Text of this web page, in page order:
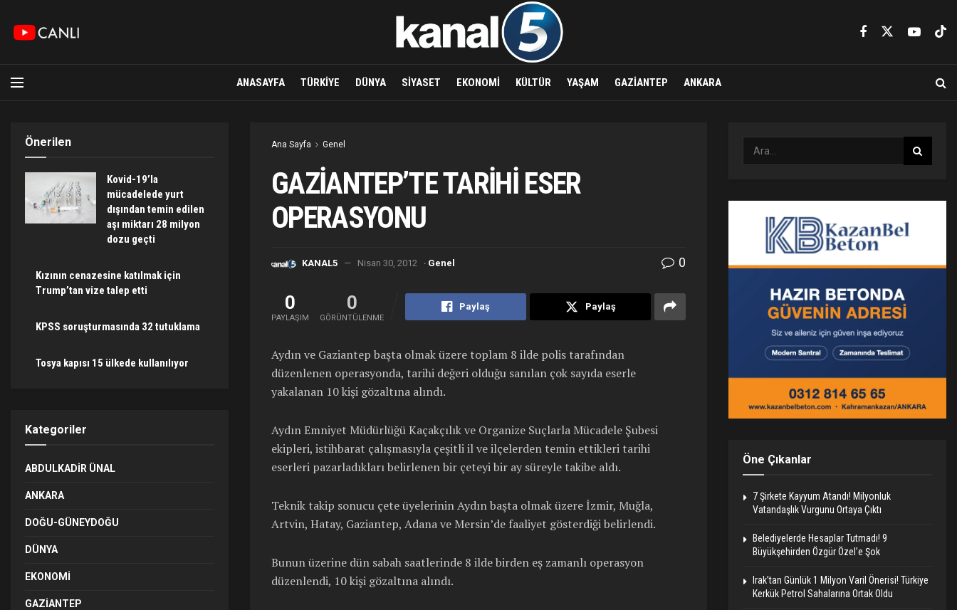
ANASAYFA TÜRKIYE DÜNYA SIYASET EKONOMI KÜLTÜR YAŞAM GAZIANTEP ANKARA
Ana Sayfa Genel
GAZİANTEP’TE TARİHİ ESER
OPERASYONU
KANAL5 Nisan 30, 2012 · Genel 0
0
PAYLAŞIM
0
GÖRÜNTÜLENME
Paylaş Paylaş
Aydın ve Gaziantep başta olmak üzere toplam 8 ilde polis tarafından
düzenlenen operasyonda, tarihi değeri olduğu sanılan çok sayıda eserle
yakalanan 10 kişi gözaltına alındı.
Aydın Emniyet Müdürlüğü Kaçakçılık ve Organize Suçlarla Mücadele Şubesi
ekipleri, istihbarat çalışmasıyla çeşitli il ve ilçelerden temin ettikleri tarihi
eserleri pazarladıkları belirlenen bir çeteyi bir ay süreyle takibe aldı.
Teknik takip sonucu çete üyelerinin Aydın başta olmak üzere İzmir, Muğla,
Artvin, Hatay, Gaziantep, Adana ve Mersin’de faaliyet gösterdiği belirlendi.
Bunun üzerine dün sabah saatlerinde 8 ilde birden eş zamanlı operasyon
düzenlendi, 10 kişi gözaltına alındı.
Önerilen
Kovid-19’la
mücadelede yurt
dışından temin edilen
aşı miktarı 28 milyon
dozu geçti
Kızının cenazesine katılmak için
Trump’tan vize talep etti
KPSS soruşturmasında 32 tutuklama
Tosya kapısı 15 ülkede kullanılıyor
Kategoriler
ABDULKADIR ÜNAL
ANKARA
DOĞU-GÜNEYDOĞU
DÜNYA
EKONOMI
GAZIANTEP
Öne Çıkanlar
7 Şirkete Kayyum Atandı! Milyonluk
Vatandaşlık Vurgunu Ortaya Çıktı
Belediyelerde Hesaplar Tutmadı! 9
Büyükşehirden Özgür Özel’e Şok
Irak’tan Günlük 1 Milyon Varil Önerisi! Türkiye
Kerkük Petrol Sahalarına Ortak Oldu